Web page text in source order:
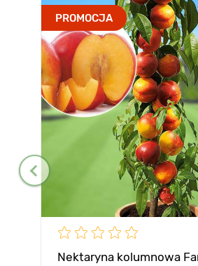
PROMOCJA
Nektaryna kolumnowa